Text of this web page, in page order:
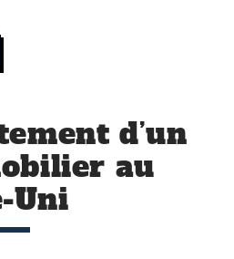
d’un
au
Uni